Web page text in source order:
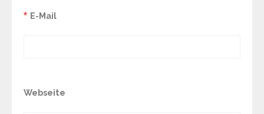
E-Mail
*
Webseite